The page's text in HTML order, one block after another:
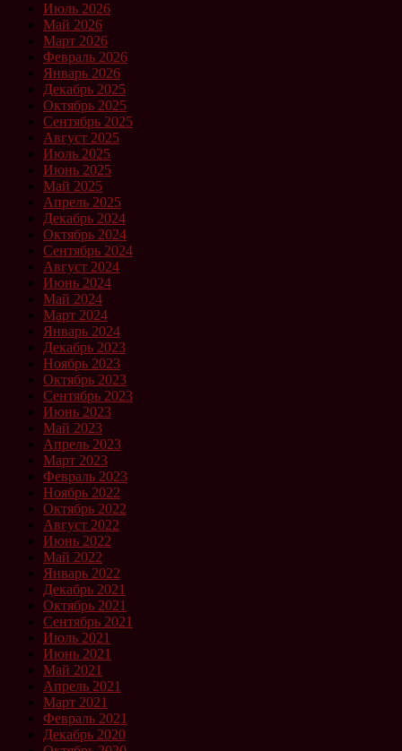
Июль 2026
Май 2026
Март 2026
Февраль 2026
Январь 2026
Декабрь 2025
Октябрь 2025
Сентябрь 2025
Август 2025
Июль 2025
Июнь 2025
Май 2025
Апрель 2025
Декабрь 2024
Октябрь 2024
Сентябрь 2024
Август 2024
Июнь 2024
Май 2024
Март 2024
Январь 2024
Декабрь 2023
Ноябрь 2023
Октябрь 2023
Сентябрь 2023
Июнь 2023
Май 2023
Апрель 2023
Март 2023
Февраль 2023
Ноябрь 2022
Октябрь 2022
Август 2022
Июнь 2022
Май 2022
Январь 2022
Декабрь 2021
Октябрь 2021
Сентябрь 2021
Июль 2021
Июнь 2021
Май 2021
Апрель 2021
Март 2021
Февраль 2021
Декабрь 2020